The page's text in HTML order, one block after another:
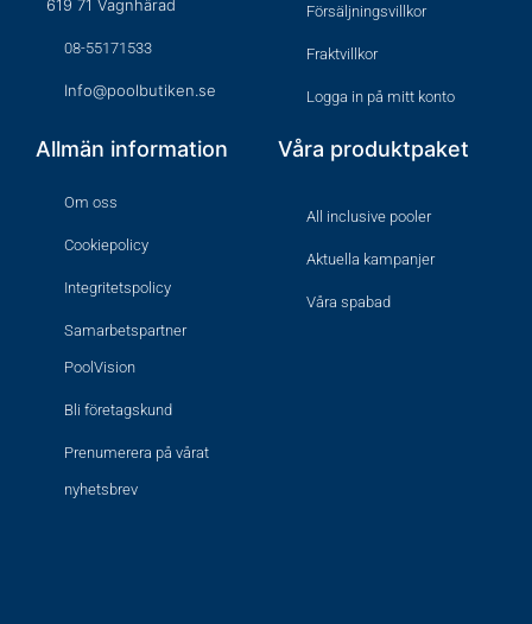
619 71 Vagnhärad
08-55171533
Info@poolbutiken.se
Försäljningsvillkor
Fraktvillkor
Logga in på mitt konto
Allmän information
Om oss
Cookiepolicy
Integritetspolicy
Samarbetspartner
PoolVision
Bli företagskund
Prenumerera på vårat
nyhetsbrev
Våra produktpaket
All inclusive pooler
Aktuella kampanjer
Våra spabad